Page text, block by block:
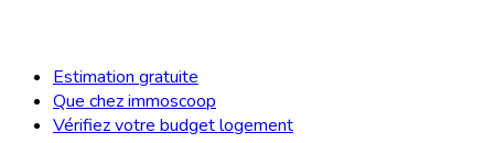
Estimation gratuite
Que chez immoscoop
Vérifiez votre budget logement